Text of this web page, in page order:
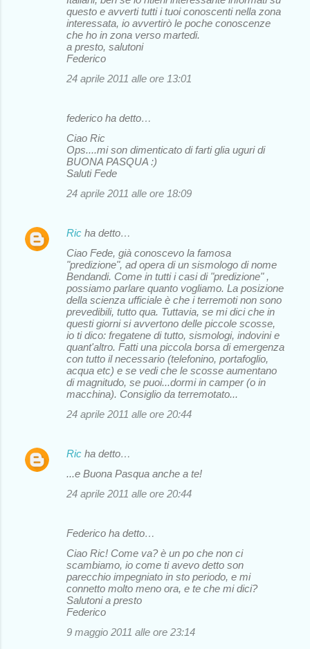
questo e avverti tutti i tuoi conoscenti nella zona
interessata, io avvertirò le poche conoscenze
che ho in zona verso martedi.
a presto, salutoni
Federico
24 aprile 2011 alle ore 13:01
federico ha detto…
Ciao Ric
Ops....mi son dimenticato di farti glia uguri di
BUONA PASQUA :)
Saluti Fede
24 aprile 2011 alle ore 18:09
Ric ha detto…
Ciao Fede, già conoscevo la famosa
"predizione", ad opera di un sismologo di nome
Bendandi. Come in tutti i casi di "predizione" ,
possiamo parlare quanto vogliamo. La posizione
della scienza ufficiale è che i terremoti non sono
prevedibili, tutto qua. Tuttavia, se mi dici che in
questi giorni si avvertono delle piccole scosse,
io ti dico: fregatene di tutto, sismologi, indovini e
quant'altro. Fatti una piccola borsa di emergenza
con tutto il necessario (telefonino, portafoglio,
acqua etc) e se vedi che le scosse aumentano
di magnitudo, se puoi...dormi in camper (o in
macchina). Consiglio da terremotato...
24 aprile 2011 alle ore 20:44
Ric ha detto…
...e Buona Pasqua anche a te!
24 aprile 2011 alle ore 20:44
Federico ha detto…
Ciao Ric! Come va? è un po che non ci
scambiamo, io come ti avevo detto son
parecchio impegniato in sto periodo, e mi
connetto molto meno ora, e te che mi dici?
Salutoni a presto
Federico
9 maggio 2011 alle ore 23:14